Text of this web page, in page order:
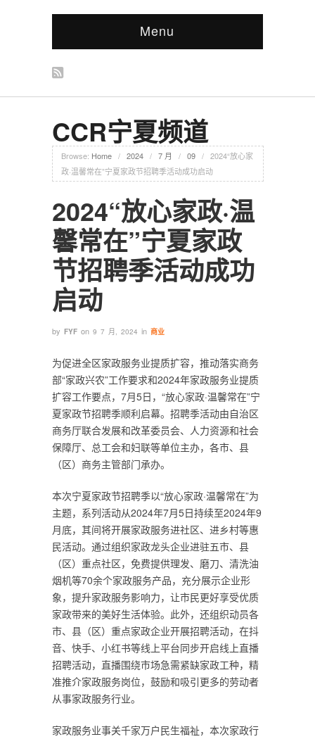
Menu
CCR宁夏频道
Browse: Home / 2024 / 7 月 / 09 / 2024“放心家
政·温馨常在”宁夏家政节招聘季活动成功启动
2024“放心家政·温
馨常在”宁夏家政
节招聘季活动成功
启动
by FYF on 9 7 月, 2024 in 商业
为促进全区家政服务业提质扩容，推动落实商务
部“家政兴农”工作要求和2024年家政服务业提质
扩容工作要点，7月5日，“放心家政·温馨常在”宁
夏家政节招聘季顺利启幕。招聘季活动由自治区
商务厅联合发展和改革委员会、人力资源和社会
保障厅、总工会和妇联等单位主办，各市、县
（区）商务主管部门承办。
本次宁夏家政节招聘季以“放心家政·温馨常在”为
主题，系列活动从2024年7月5日持续至2024年9
月底，其间将开展家政服务进社区、进乡村等惠
民活动。通过组织家政龙头企业进驻五市、县
（区）重点社区，免费提供理发、磨刀、清洗油
烟机等70余个家政服务产品，充分展示企业形
象，提升家政服务影响力，让市民更好享受优质
家政带来的美好生活体验。此外，还组织动员各
市、县（区）重点家政企业开展招聘活动，在抖
音、快手、小红书等线上平台同步开启线上直播
招聘活动，直播围绕市场急需紧缺家政工种，精
准推介家政服务岗位，鼓励和吸引更多的劳动者
从事家政服务行业。
家政服务业事关千家万户民生福祉，本次家政行